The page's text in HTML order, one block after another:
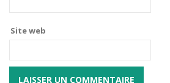
Site web